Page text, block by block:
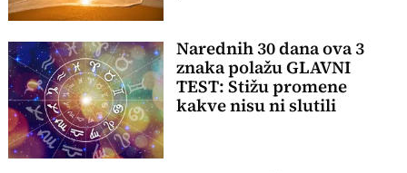
Narednih 30 dana ova 3
znaka polažu GLAVNI
TEST: Stižu promene
kakve nisu ni slutili